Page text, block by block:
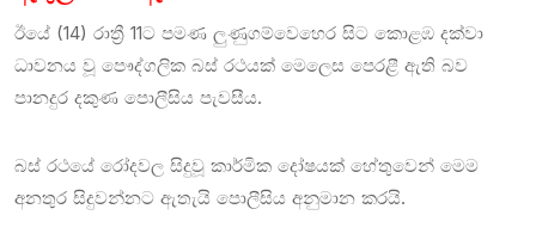
ඊයේ (14) රාත්‍රී 11ට පමණ ලුණුගම්වෙහෙර සිට කොළඹ දක්වා
ධාවනය වූ පෞද්ගලික බස් රථයක් මෙලෙස පෙරළී ඇති බව
පානදුර දකුණ පොලීසිය පැවසීය.
බස් රථයේ රෝදවල සිදුවූ කාර්මික දෝෂයක් හේතුවෙන් මෙම
අනතුර සිදුවන්නට ඇතැයි පොලීසිය අනුමාන කරයි.